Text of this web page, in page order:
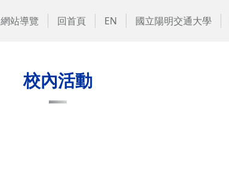
網站導覽 回首頁 EN 國立陽明交通大學
校內活動